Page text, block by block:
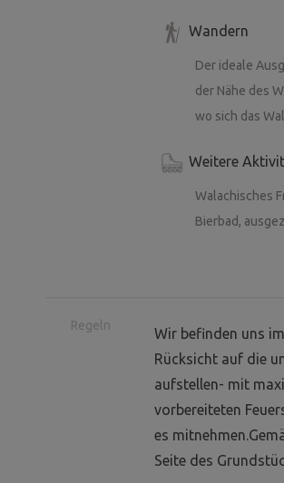
Wandern
Der ideale
der Nähe des
wo sich das
Weitere
Walachisches
Bierbad,
Regeln
Wir befinden uns
Rücksicht auf die
aufstellen- mit
vorbereiteten
es
Seite des